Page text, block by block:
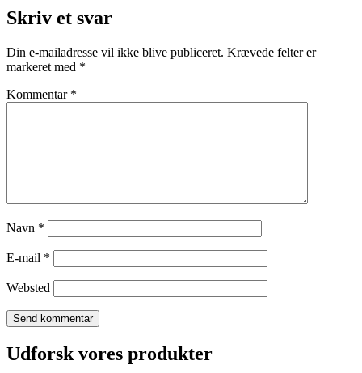
Skriv et svar
Din e-mailadresse vil ikke blive publiceret. Krævede felter er
markeret med *
Kommentar *
Navn *
E-mail *
Websted
Udforsk vores produkter